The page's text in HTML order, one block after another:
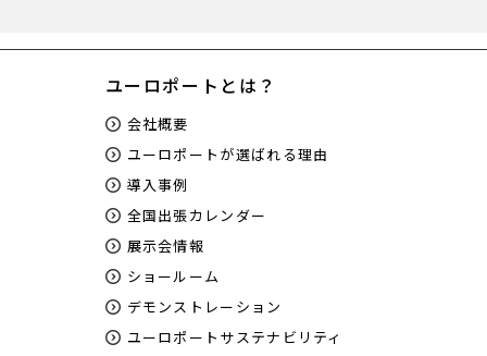
ユーロポートとは？
会社概要
ユーロポートが選ばれる理由
導入事例
全国出張カレンダー
展示会情報
ショールーム
デモンストレーション
ユーロポートサステナビリティ